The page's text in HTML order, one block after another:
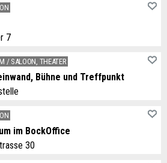
7
/ SALOON, THEATER
Bühne und Treffpunkt
im BockOffice
30